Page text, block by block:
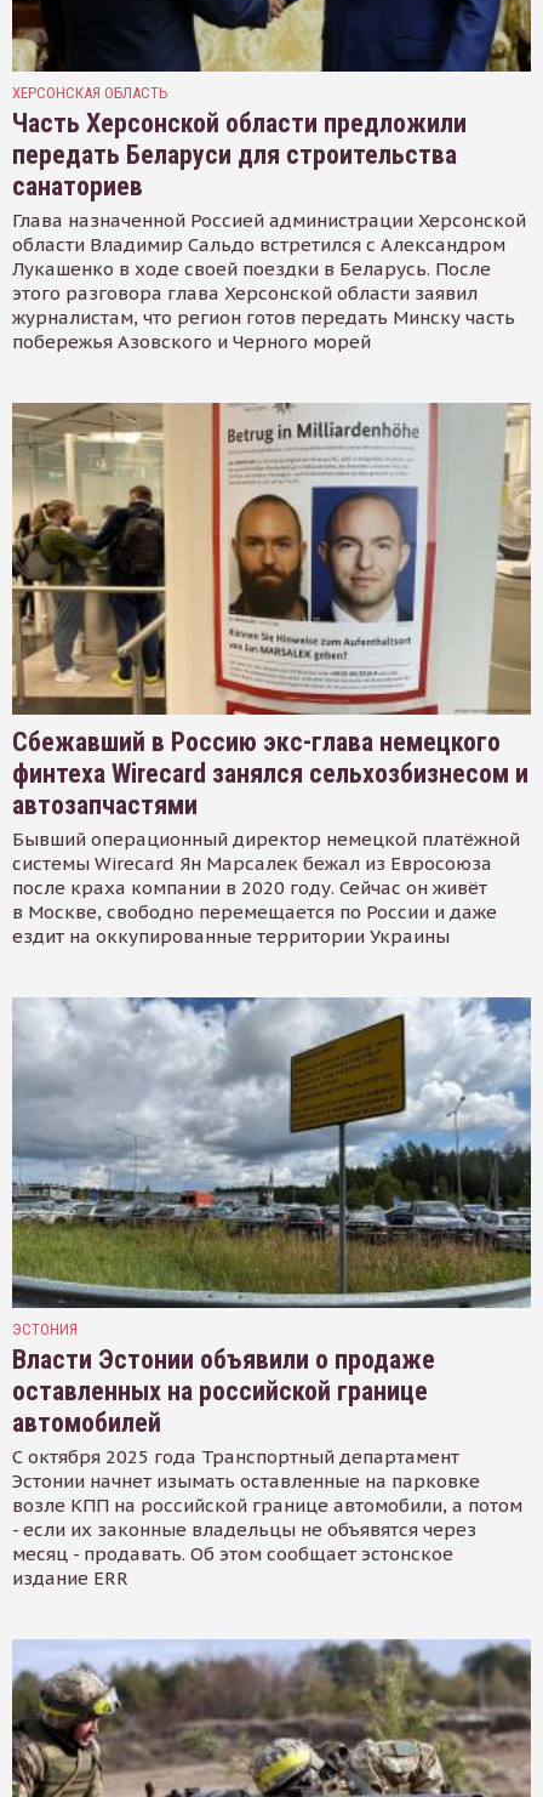
ХЕРСОНСКАЯ ОБЛАСТЬ
Часть Херсонской области предложили
передать Беларуси для строительства
санаториев
Глава назначенной Россией администрации Херсонской
области Владимир Сальдо встретился с Александром
Лукашенко в ходе своей поездки в Беларусь. После
этого разговора глава Херсонской области заявил
журналистам, что регион готов передать Минску часть
побережья Азовского и Черного морей
Сбежавший в Россию экс-глава немецкого
финтеха Wirecard занялся сельхозбизнесом и
автозапчастями
Бывший операционный директор немецкой платёжной
системы Wirecard Ян Марсалек бежал из Евросоюза
после краха компании в 2020 году. Сейчас он живёт
в Москве, свободно перемещается по России и даже
ездит на оккупированные территории Украины
ЭСТОНИЯ
Власти Эстонии объявили о продаже
оставленных на российской границе
автомобилей
С октября 2025 года Транспортный департамент
Эстонии начнет изымать оставленные на парковке
возле КПП на российской границе автомобили, а потом
- если их законные владельцы не объявятся через
месяц - продавать. Об этом сообщает эстонское
издание ERR